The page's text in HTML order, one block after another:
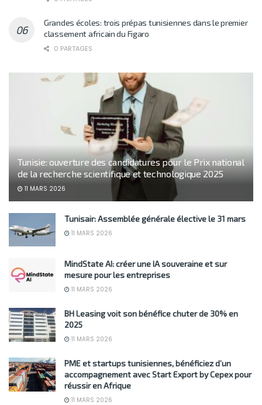
Grandes écoles: trois prépas tunisiennes dans le premier
classement africain du Figaro
0 PARTAGES
Tunisie: ouverture des candidatures pour le Prix national
de la recherche scientifique et technologique 2025
11 MARS 2026
Tunisair: Assemblée générale élective le 31 mars
11 MARS 2026
MindState AI: créer une IA souveraine et sur
mesure pour les entreprises
11 MARS 2026
BH Leasing voit son bénéfice chuter de 30% en
2025
11 MARS 2026
PME et startups tunisiennes, bénéficiez d’un
accompagnement avec Start Export by Cepex pour
réussir en Afrique
11 MARS 2026